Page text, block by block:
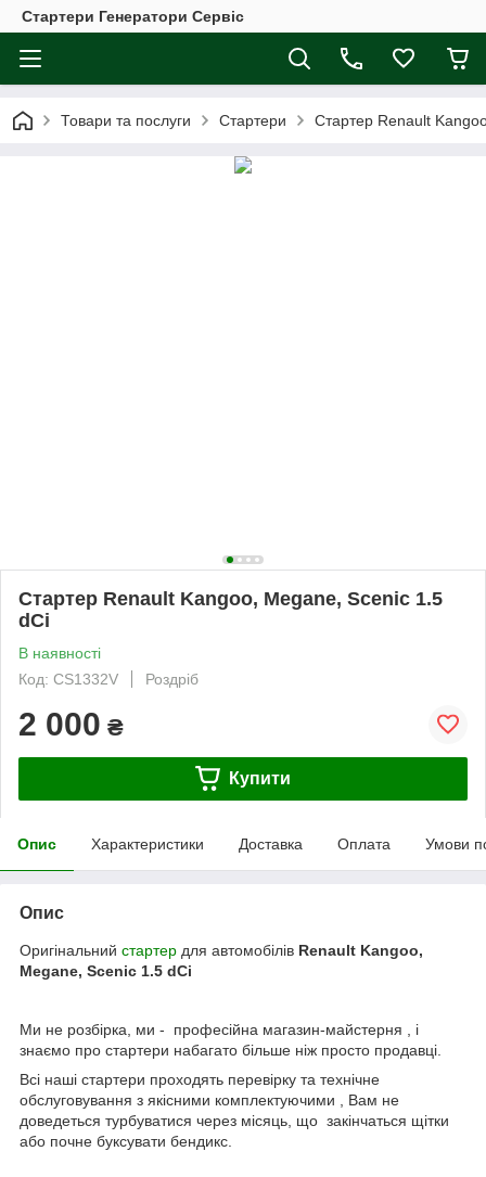
Стартери Генератори Сервіс
Товари та послуги Стартери Стартер Renault
Стартер Renault Kangoo, Megane, Scenic 1.5
dCi
В наявності
Код: CS1332V
Роздріб
2 000 ₴
Купити
Опис Характеристики Доставка Оплата Умови
Опис
Оригінальний стартер для автомобілів Renault Kangoo,
Megane, Scenic 1.5 dCi
Ми не розбірка, ми - професійна магазин-майстерня , і
знаємо про стартери набагато більше ніж просто продавці.
Всі наші стартери проходять перевірку та технічне
обслуговування з якісними комплектуючими , Вам не
доведеться турбуватися через місяць, що закінчаться щітки
або почне буксувати бендикс.